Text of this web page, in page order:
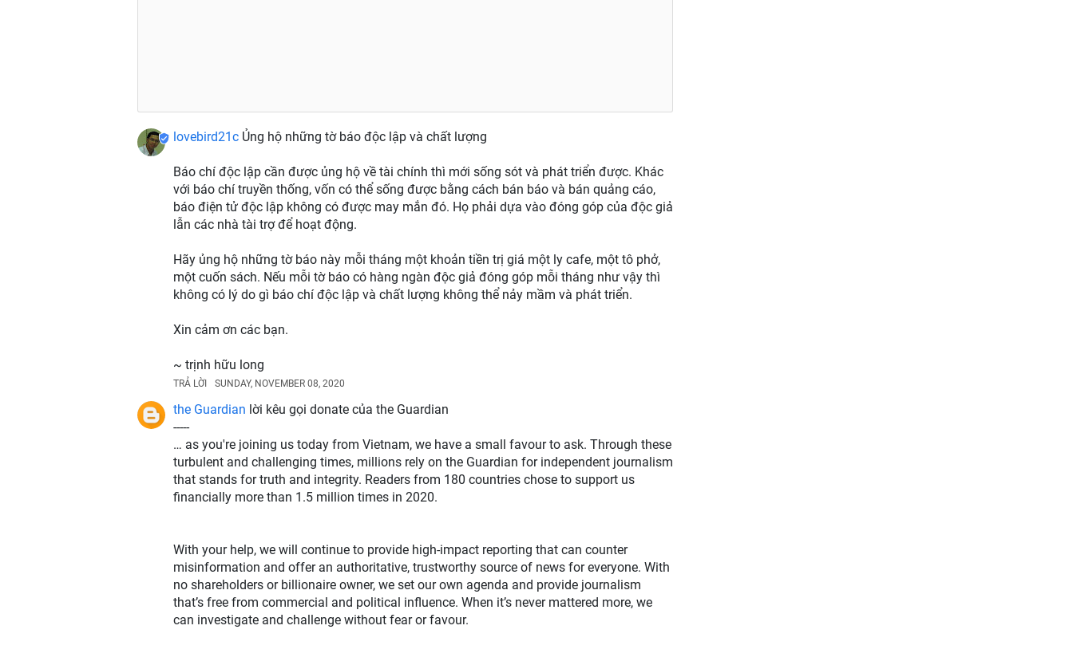
lovebird21c Ủng hộ những tờ báo độc lập và chất lượng
Báo chí độc lập cần được ủng hộ về tài chính thì mới sống sót và phát triển được. Khác
với báo chí truyền thống, vốn có thể sống được bằng cách bán báo và bán quảng cáo,
báo điện tử độc lập không có được may mắn đó. Họ phải dựa vào đóng góp của độc giả
lẫn các nhà tài trợ để hoạt động.
Hãy ủng hộ những tờ báo này mỗi tháng một khoản tiền trị giá một ly cafe, một tô phở,
một cuốn sách. Nếu mỗi tờ báo có hàng ngàn độc giả đóng góp mỗi tháng như vậy thì
không có lý do gì báo chí độc lập và chất lượng không thể nảy mầm và phát triển.
Xin cảm ơn các bạn.
~ trịnh hữu long
TRẢ LỜI SUNDAY, NOVEMBER 08, 2020
the Guardian lời kêu gọi donate của the Guardian
-----
… as you're joining us today from Vietnam, we have a small favour to ask. Through these
turbulent and challenging times, millions rely on the Guardian for independent journalism
that stands for truth and integrity. Readers from 180 countries chose to support us
financially more than 1.5 million times in 2020.
With your help, we will continue to provide high-impact reporting that can counter
misinformation and offer an authoritative, trustworthy source of news for everyone. With
no shareholders or billionaire owner, we set our own agenda and provide journalism
that’s free from commercial and political influence. When it’s never mattered more, we
can investigate and challenge without fear or favour.